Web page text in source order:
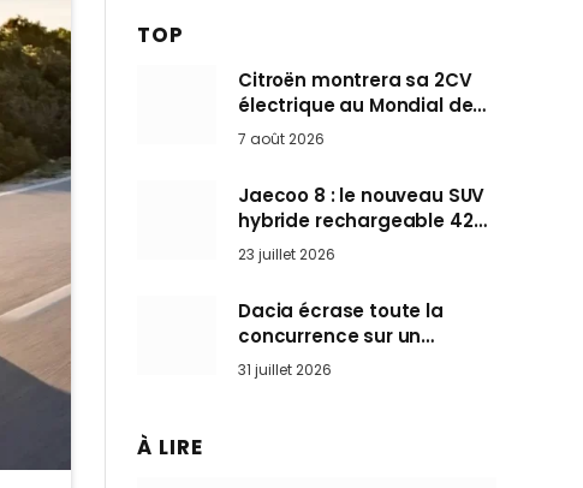
TOP
Citroën montrera sa 2CV
électrique au Mondial de
Paris pendant que BMW et
7 août 2026
Jaecoo 8 : le nouveau SUV
hybride rechargeable 428
ch qui vise l’Audi Q7 arrive
en Europe cet automne
23 juillet 2026
Dacia écrase toute la
concurrence sur un
marché où personne ne
l’attendait
31 juillet 2026
À LIRE